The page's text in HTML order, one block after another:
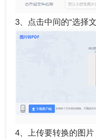
3、点击中间的“选择
4、上传要转换的图